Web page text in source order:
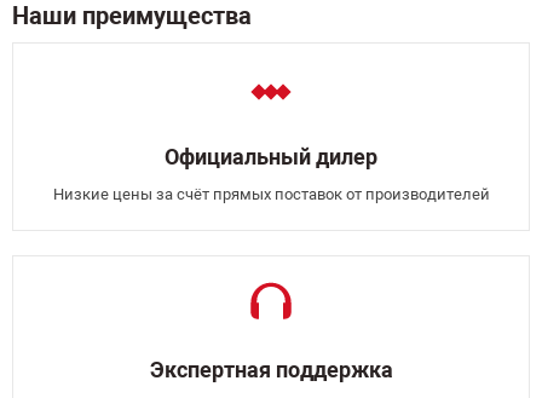
Наши преимущества
Официальный дилер
Низкие цены за счёт прямых поставок от производителей
Экспертная поддержка